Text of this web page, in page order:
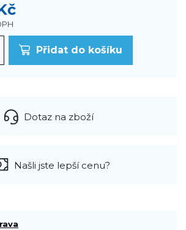
Přidat do košíku
Dotaz na zboží
Našli jste lepší cenu?